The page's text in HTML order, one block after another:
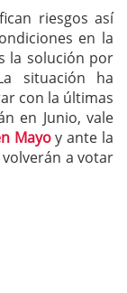
riesgos así
en la
la solución por
situación ha
con la últimas
en Junio, vale
Mayoy ante la
a votar